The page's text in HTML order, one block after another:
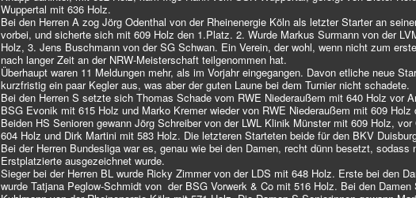
Wuppertal mit 636 Holz.
Bei den Herren A zog Jörg Odenthal von der Rheinenergie Köln als letzter Starter an
vorbei, und sicherte sich mit 609 Holz den 1.Platz. 2. Wurde Markus Surmann von der
Holz, 3. Jens Buschmann von der SG Schwan. Ein Verein, der wohl, wenn nicht zum
nach langer Zeit an der NRW-Meisterschaft teilgenommen hat.
Überhaupt waren 11 Meldungen mehr, als im Vorjahr eingegangen. Davon etliche neue
kurzfristig ein paar Kegler aus, was aber der guten Laune bei dem Turnier nicht schadete.
Bei den Herren S setzte sich Thomas Schade vom RWE Niederaußem mit 640 Holz vor
BSG Evonik mit 615 Holz und Marko Kremer wieder von RWE Niederaußem mit 609 Holz
Beiden HS Senioren gewann Jörg Schreiber von der LWL Klinik Münster mit 609 Holz,
604 Holz und Dirk Martini mit 583 Holz. Die letzteren Starteten beide für den BKV
Bei der Herren Bundesliga war es, genau wie bei den Damen, recht dünn besetzt, sodass
Erstplatzierte ausgezeichnet wurde.
Sieger bei der Herren BL wurde Ricky Zimmer von der LDS mit 648 Holz. Erste bei den
wurde Tatjana Peglow-Schmidt von der BSG Vorwerk & Co mit 516 Holz. Bei den Damen